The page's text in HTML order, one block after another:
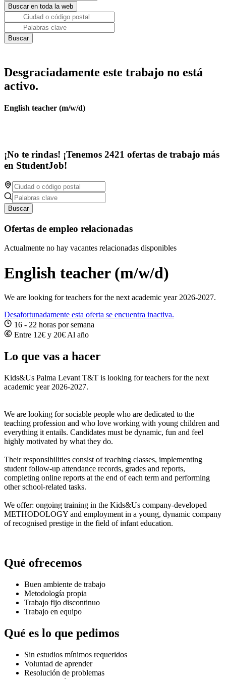
Desgraciadamente este trabajo no está
activo.
English teacher (m/w/d)
¡No te rindas! ¡Tenemos 2421 ofertas de trabajo más
en StudentJob!
Buscar
Ofertas de empleo relacionadas
Actualmente no hay vacantes relacionadas disponibles
English teacher (m/w/d)
We are looking for teachers for the next academic year 2026-2027.
Desafortunadamente esta oferta se encuentra inactiva.
16 - 22 horas por semana
Entre 12€ y 20€ Al año
Lo que vas a hacer
Kids&Us Palma Levant T&T is looking for teachers for the next
academic year 2026-2027.
We are looking for sociable people who are dedicated to the
teaching profession and who love working with young children and
everything it entails. Candidates must be dynamic, fun and feel
highly motivated by what they do.
Their responsibilities consist of teaching classes, implementing
student follow-up attendance records, grades and reports,
completing online reports at the end of each term and performing
other school-related tasks.
We offer: ongoing training in the Kids&Us company-developed
METHODOLOGY and employment in a young, dynamic company
of recognised prestige in the field of infant education.
Qué ofrecemos
Buen ambiente de trabajo
Metodología propia
Trabajo fijo discontinuo
Trabajo en equipo
Qué es lo que pedimos
Sin estudios mínimos requeridos
Voluntad de aprender
Resolución de problemas